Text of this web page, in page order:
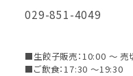
029-851-4049
■生餃子販売：10:00 ～ 売
■ご飲食：17:30 ～19:30